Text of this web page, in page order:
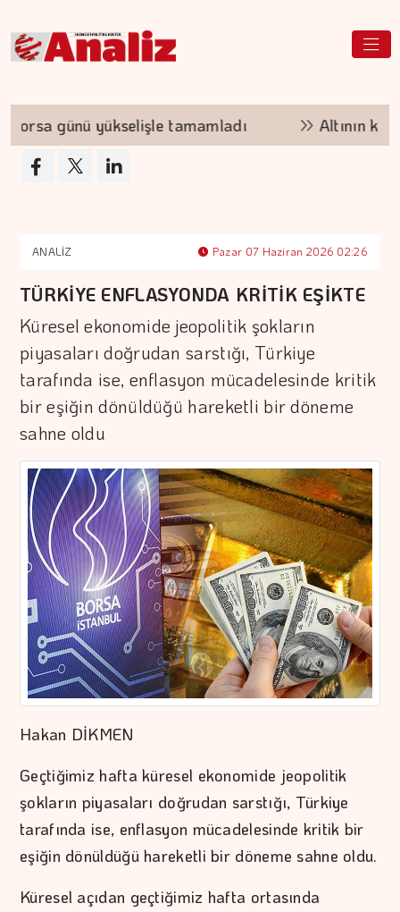
günü yükselişle tamamladı Altının
ANALİZ Pazar 07 Haziran 2026 02:26
TÜRKİYE ENFLASYONDA KRİTİK EŞİKTE
Küresel ekonomide jeopolitik şokların
piyasaları doğrudan sarstığı, Türkiye
tarafında ise, enflasyon mücadelesinde kritik
bir eşiğin dönüldüğü hareketli bir döneme
sahne oldu
Hakan DİKMEN
Geçtiğimiz hafta küresel ekonomide jeopolitik
şokların piyasaları doğrudan sarstığı, Türkiye
tarafında ise, enflasyon mücadelesinde kritik bir
eşiğin dönüldüğü hareketli bir döneme sahne oldu.
Küresel açıdan geçtiğimiz hafta ortasında